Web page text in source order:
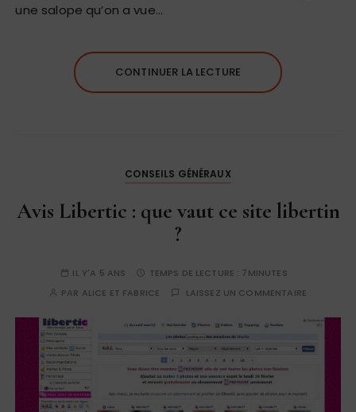
une salope qu’on a vue…
CONTINUER LA LECTURE
CONSEILS GÉNÉRAUX
Avis Libertic : que vaut ce site libertin
?
IL Y'A 5 ANS TEMPS DE LECTURE : 7MINUTES
PAR ALICE ET FABRICE LAISSEZ UN COMMENTAIRE